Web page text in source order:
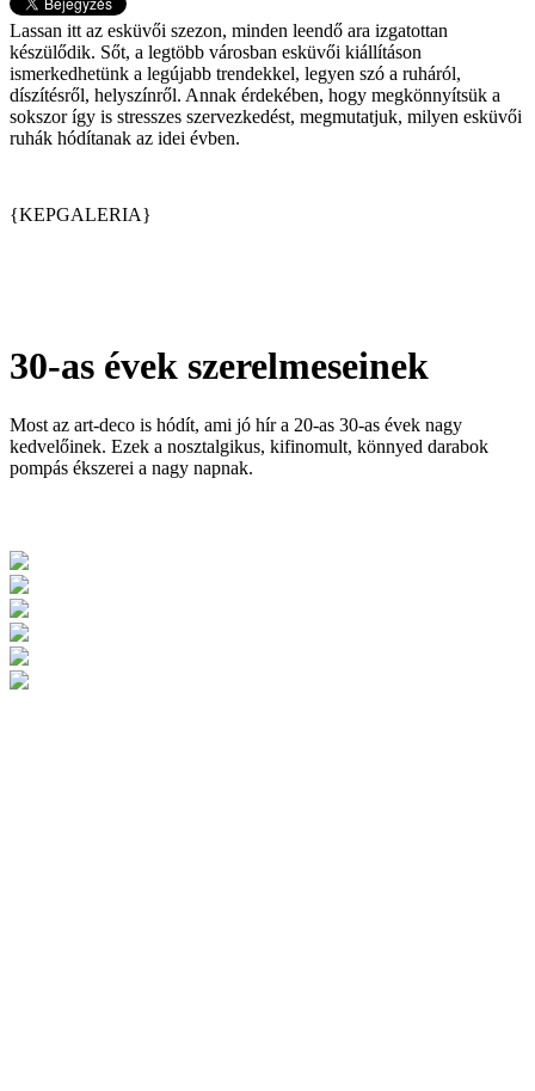
Lassan itt az esküvői szezon, minden leendő ara izgatottan
készülődik. Sőt, a legtöbb városban esküvői kiállításon
ismerkedhetünk a legújabb trendekkel, legyen szó a ruháról,
díszítésről, helyszínről. Annak érdekében, hogy megkönnyítsük a
sokszor így is stresszes szervezkedést, megmutatjuk, milyen esküvői
ruhák hódítanak az idei évben.
{KEPGALERIA}
30-as évek szerelmeseinek
Most az art-deco is hódít, ami jó hír a 20-as 30-as évek nagy
kedvelőinek. Ezek a nosztalgikus, kifinomult, könnyed darabok
pompás ékszerei a nagy napnak.